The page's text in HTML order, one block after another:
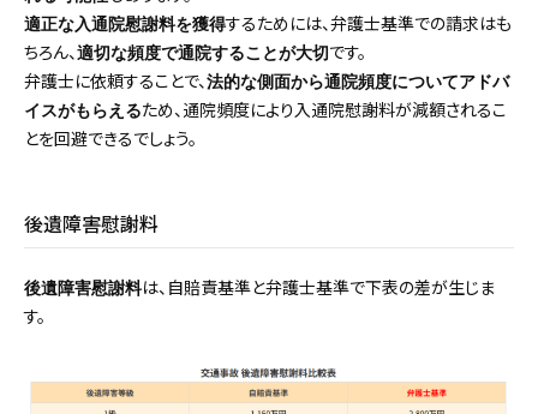
適正な入通院慰謝料を獲得するためには、弁護士基準での請求はも
ちろん、 適切な頻度で通院することが大切です。
弁護士に依頼することで、 法的な側面から通院頻度についてアドバ
イスがもらえるため、通院頻度により入通院慰謝料が減額されるこ
とを回避できるでしょう。
後遺障害慰謝料
後遺障害慰謝料は、自賠責基準と弁護士基準で下表の差が生じま
す。